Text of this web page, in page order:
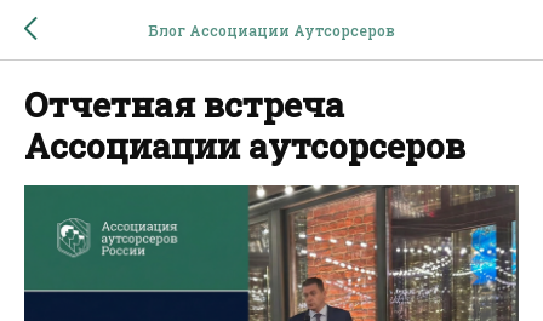
Блог Ассоциации Аутсорсеров
Отчетная встреча
Ассоциации аутсорсеров